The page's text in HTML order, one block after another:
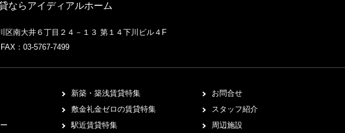
ならアイディアルホーム
南大井６丁目２４－１３ 第１４下川ビル４F
：03-5767-7499
新築・築浅賃貸特集
敷金礼金ゼロの賃貸特集
駅近賃貸特集
お問合せ
スタッフ紹介
周辺施設